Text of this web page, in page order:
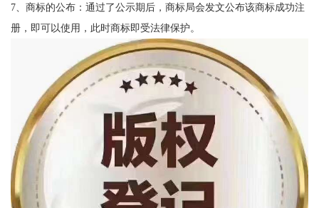
7、商标的公布：通过了公示期后，商标局会发文公布该商标成功注
册，即可以使用，此时商标即受法律保护。